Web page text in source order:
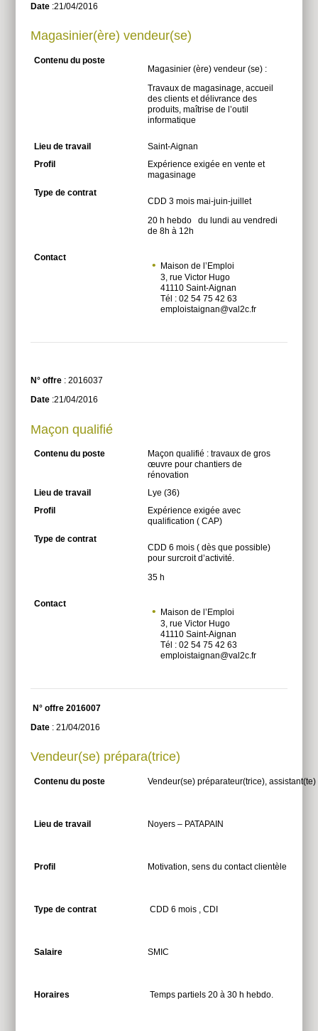
Date:21/04/2016
Magasinier(ère) vendeur(se)
Contenu du poste
Magasinier (ère) vendeur (se) :
Travaux de magasinage, accueil
des clients et délivrance des
produits, maîtrise de l’outil
informatique
Lieu de travail
Saint-Aignan
Profil
Expérience exigée en vente et
magasinage
Type de contrat
CDD 3 mois mai-juin-juillet
20 h hebdo du lundi au vendredi
de 8h à 12h
Contact
Maison de l’Emploi
3, rue Victor Hugo
41110 Saint-Aignan
Tél : 02 54 75 42 63
emploistaignan@val2c.fr
N° offre: 2016037
Date:21/04/2016
Maçon qualifié
Contenu du poste
Maçon qualifié : travaux de gros
œuvre pour chantiers de
rénovation
Lieu de travail
Lye (36)
Profil
Expérience exigée avec
qualification ( CAP)
Type de contrat
CDD 6 mois ( dès que possible)
pour surcroit d’activité.
35 h
Contact
Maison de l’Emploi
3, rue Victor Hugo
41110 Saint-Aignan
Tél : 02 54 75 42 63
emploistaignan@val2c.fr
N° offre 2016007
Date: 21/04/2016
Vendeur(se) prépara(trice)
Contenu du poste Vendeur(se) préparateur(trice),
Lieu de travail Noyers – PATAPAIN
Profil Motivation, sens du contact clientèle
Type de contrat CDD 6 mois , CDI
Salaire SMIC
Horaires Temps partiels 20 à 30 h hebdo.